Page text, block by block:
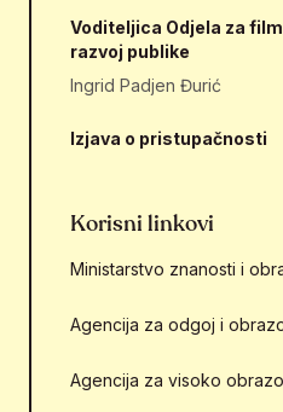
Voditeljica Odjela za
razvoj publike
Ingrid Padjen Đurić
Izjava o pristupačnosti
Korisni linkovi
Ministarstvo znanosti i
Agencija za odgoj i
Agencija za visoko